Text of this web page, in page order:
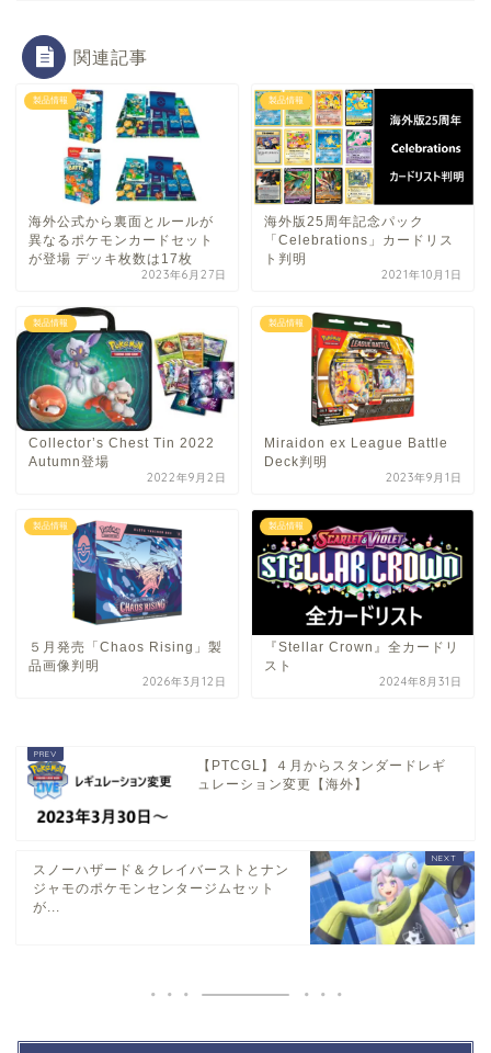
関連記事
製品情報
海外公式から裏面とルールが
異なるポケモンカードセット
が登場 デッキ枚数は17枚
2023年6月27日
製品情報
海外版25周年記念パック
「Celebrations」カードリス
ト判明
2021年10月1日
製品情報
Collector’s Chest Tin 2022
Autumn登場
2022年9月2日
製品情報
Miraidon ex League Battle
Deck判明
2023年9月1日
製品情報
５月発売「Chaos Rising」製
品画像判明
2026年3月12日
製品情報
『Stellar Crown』全カードリ
スト
2024年8月31日
【PTCGL】４月からスタンダードレギ
ュレーション変更【海外】
スノーハザード＆クレイバーストとナン
ジャモのポケモンセンタージムセット
が...